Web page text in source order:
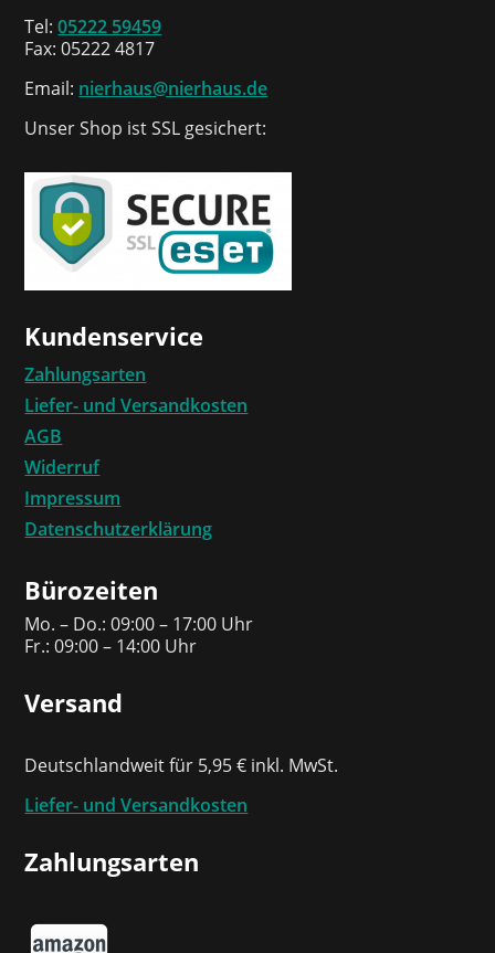
Tel:05222 59459
Fax: 05222 4817
Email: nierhaus@nierhaus.de
Unser Shop ist SSL gesichert:
Kundenservice
Zahlungsarten
Liefer- und Versandkosten
AGB
Widerruf
Impressum
Datenschutzerklärung
Bürozeiten
Mo. – Do.: 09:00 – 17:00 Uhr
Fr.: 09:00 – 14:00 Uhr
Versand
Deutschlandweit für 5,95 € inkl. MwSt.
Liefer- und Versandkosten
Zahlungsarten